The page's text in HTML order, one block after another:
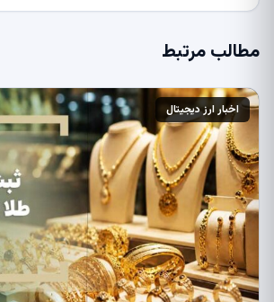
مطالب مرتبط
اخبار ارز دیجیتال